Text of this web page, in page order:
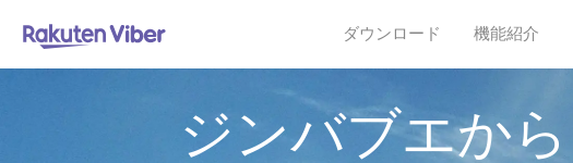
ダウンロード 機能紹介
ジンバブエか